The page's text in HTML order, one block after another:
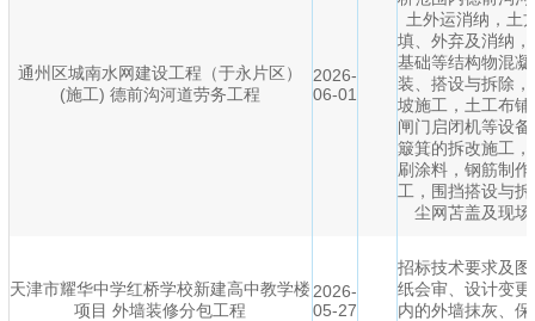
通州区城南水网建设工程（于永片区）
(施工) 德前沟河道劳务工程
2026-
06-01
土外运消纳，土
填、外弃及消纳
基础等结构物混
装、搭设与拆除
坡施工，土工布
闸门启闭机等设
簸箕的拆改施工
刷涂料，钢筋制
工，围挡搭设与
尘网苫盖及现
天津市耀华中学红桥学校新建高中教学楼
项目 外墙装修分包工程
2026-
05-27
招标技术要求及
纸会审、设计变
内的外墙抹灰、